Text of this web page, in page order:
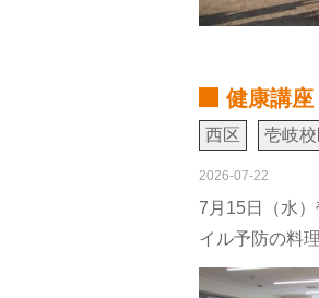
健康講
西区 壱岐
2026-07-22
7月15日（水
イル予防の料